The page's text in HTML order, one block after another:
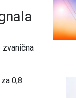
zvanična
0,8